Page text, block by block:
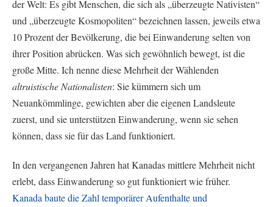
der Welt: Es gibt Menschen, die sich als „überzeugte Nativisten“
und „überzeugte Kosmopoliten“ bezeichnen lassen, jeweils etwa
10 Prozent der Bevölkerung, die bei Einwanderung selten von
ihrer Position abrücken. Was sich gewöhnlich bewegt, ist die
große Mitte. Ich nenne diese Mehrheit der Wählenden
altruistische Nationalisten: Sie kümmern sich um
Neuankömmlinge, gewichten aber die eigenen Landsleute
zuerst, und sie unterstützen Einwanderung, wenn sie sehen
können, dass sie für das Land funktioniert.
In den vergangenen Jahren hat Kanadas mittlere Mehrheit nicht
erlebt, dass Einwanderung so gut funktioniert wie früher.
Kanada baute die Zahl temporärer Aufenthalte und